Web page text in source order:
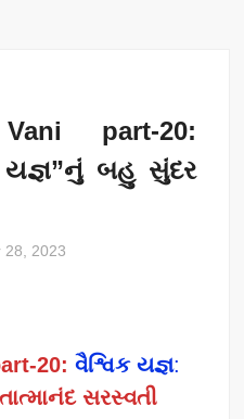
part-20:
યજ્ઞ”નું બહુ સુંદર
28, 2023
20: વૈશ્વિક યજ્ઞ:
સરસ્વતી